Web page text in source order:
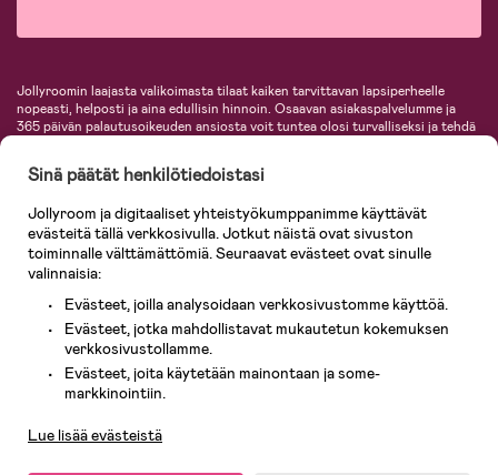
Jollyroomin laajasta valikoimasta tilaat kaiken tarvittavan lapsiperheelle
nopeasti, helposti ja aina edullisin hinnoin. Osaavan asiakaspalvelumme ja
365 päivän palautusoikeuden ansiosta voit tuntea olosi turvalliseksi ja tehdä
lastentarvikkeita sekä paljon muuta. Meiltä löydät lukuisia tunnettuja
KidKraft, Ergobaby, Philips Avent, Neonate, Cybex, LEGO ja monia muita!
Tervetuloa shoppailemaan Pohjoismaiden suurimpaan lastentarvikkeiden
verkkokauppaan!
Sinä päätät henkilötiedoistasi
Jollyroom ja digitaaliset yhteistyökumppanimme käyttävät
evästeitä tällä verkkosivulla. Jotkut näistä ovat sivuston
toiminnalle välttämättömiä. Seuraavat evästeet ovat sinulle
valinnaisia:
Evästeet, joilla analysoidaan verkkosivustomme käyttöä.
Evästeet, jotka mahdollistavat mukautetun kokemuksen
verkkosivustollamme.
Evästeet, joita käytetään mainontaan ja some-
markkinointiin.
Lue lisää evästeistä